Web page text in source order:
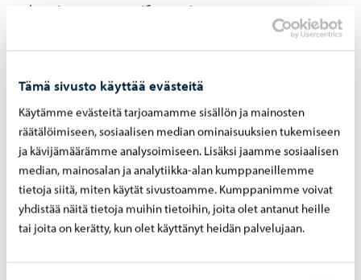
Tämä sivusto käyttää evästeitä
Käytämme evästeitä tarjoamamme sisällön ja mainosten
räätälöimiseen, sosiaalisen median ominaisuuksien tukemiseen
ja kävijämäärämme analysoimiseen. Lisäksi jaamme sosiaalisen
median, mainosalan ja analytiikka-alan kumppaneillemme
tietoja siitä, miten käytät sivustoamme. Kumppanimme voivat
yhdistää näitä tietoja muihin tietoihin, joita olet antanut heille
tai joita on kerätty, kun olet käyttänyt heidän palvelujaan.
Avoimuus, reiluus ja
keskusteluissa konkreettisena ja suhteellisen
hyväksyttävänä säästökohteena. Laajaa yksimielisyyttä oli
siitä, että kaupungin tilojen käyttöä pitäisi tehostaa ja
tarpeettomista tiloista luopua.
Kaupungin henkilöstöön ja työhön ja työprosessien
sujuvuuteen liittyvät kysymykset olivat
korostui näkemys siitä, että työhyvinvointi on keskeinen